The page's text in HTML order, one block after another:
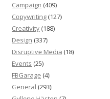
Campaign (409)
Copywriting (127)
Creativity (188)
Design (337)
Disruptive Media (18)
Events (25)
FBGarage (4)
General (293)